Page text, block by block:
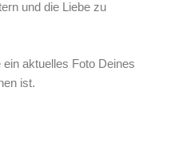
und die Liebe zu
aktuelles Foto Deines
ist.